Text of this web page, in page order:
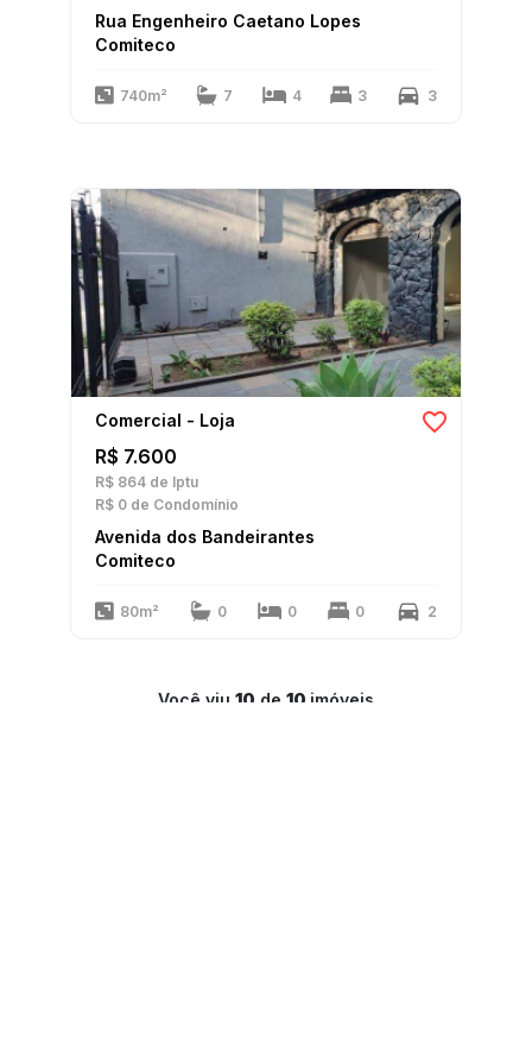
Rua Engenheiro Caetano Lopes
Comiteco
740m² 7 4 3 3
Comercial - Loja
R$ 7.600
R$ 864 de Iptu
R$ 0 de Condomínio
Avenida dos Bandeirantes
Comiteco
80m² 0 0 0 2
Você viu 10 de 10 imóveis